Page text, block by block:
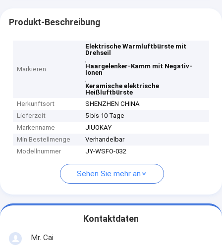
Produkt-Beschreibung
Markieren
Elektrische Warmluftbürste mit
Drehseil
,
Haargelenker-Kamm mit Negativ-
Ionen
,
Keramische elektrische
Heißluftbürste
Herkunftsort
SHENZHEN CHINA
Lieferzeit
5 bis 10 Tage
Markenname
JIUOKAY
Min Bestellmenge
Verhandelbar
Modellnummer
JY-WSFO-032
Sehen Sie mehr an
Kontaktdaten
Mr. Cai